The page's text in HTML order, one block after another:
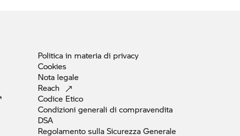
Politica in materia di privacy
Cookies
Nota legale
Reach
Codice Etico
Condizioni generali di compravendita
DSA
Regolamento sulla Sicurezza Generale